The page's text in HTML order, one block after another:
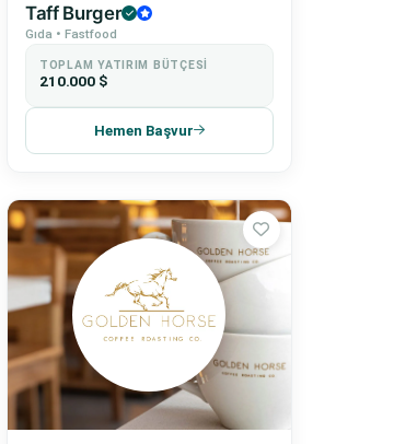
Taff Burger
Gıda • Fastfood
TOPLAM YATIRIM BÜTÇESI
210.000 $
Hemen Başvur